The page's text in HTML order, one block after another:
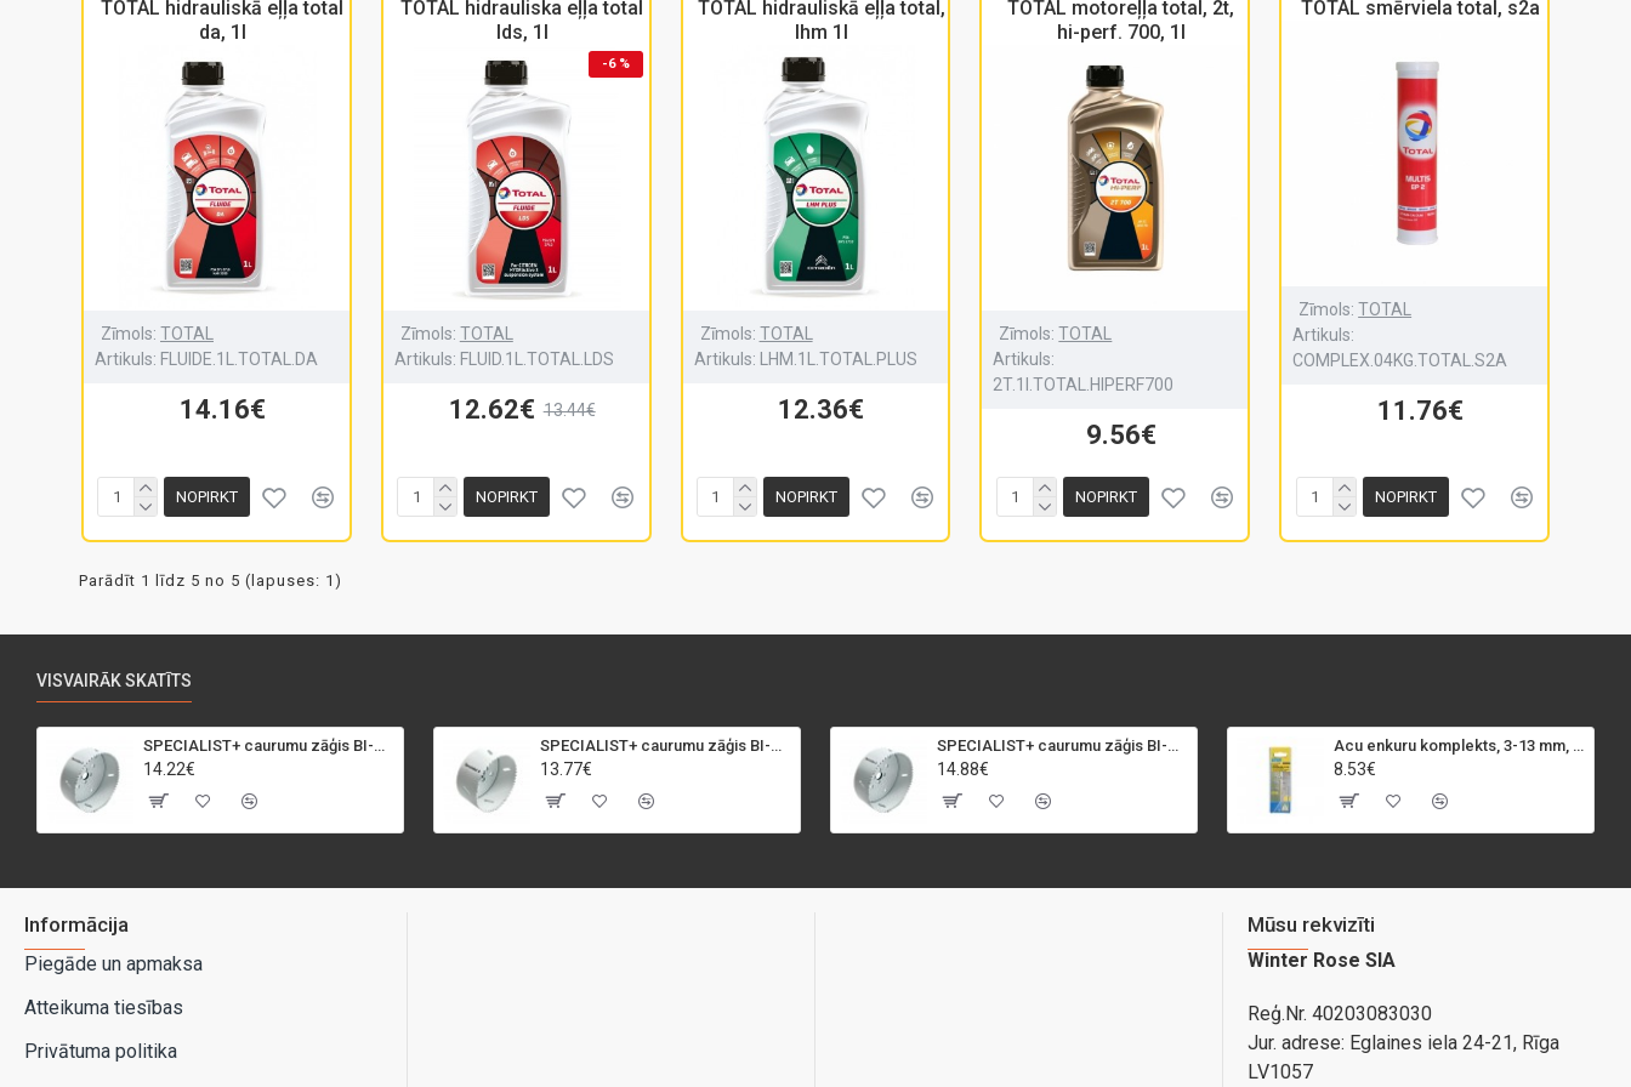
TOTAL hidrauliskā eļļa total
da, 1l
Zīmols: TOTAL
Artikuls: FLUIDE.1L.TOTAL.DA
14.16€
NOPIRKT
TOTAL hidrauliska eļļa total
lds, 1l
-6 %
Zīmols: TOTAL
Artikuls: FLUID.1L.TOTAL.LDS
12.62€ 13.44€
NOPIRKT
TOTAL hidrauliskā eļļa total,
lhm 1l
Zīmols: TOTAL
Artikuls:
LHM.1L.TOTAL.PLUS
12.36€
NOPIRKT
TOTAL motoreļļa total, 2t,
hi-perf. 700, 1l
Zīmols: TOTAL
Artikuls:
2T.1l.TOTAL.HIPERF700
9.56€
NOPIRKT
TOTAL smērviela total, s2a
Zīmols: TOTAL
Artikuls:
COMPLEX.04KG.TOTAL.S2A
11.76€
NOPIRKT
Parādīt 1 līdz 5 no 5 (lapuses: 1)
VISVAIRĀK SKATĪTS
SPECIALIST+ caurumu zāģis BI-METAL, 95 mm
14.22€
SPECIALIST+ caurumu zāģis BI-METAL, 92 mm
13.77€
SPECIALIST+ caurumu zāģis BI-METAL, 98 mm
14.88€
Acu enkuru komplekts, 3-13 mm, Rapid, 12 gab.
8.53€
Informācija
Piegāde un apmaksa
Atteikuma tiesības
Privātuma politika
Mūsu rekvizīti
Winter Rose SIA
Reģ.Nr. 40203083030
Jur. adrese: Eglaines iela 24-21, Rīga
LV1057